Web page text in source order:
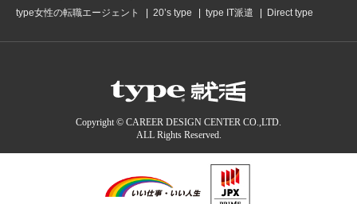
type女性の転職エージェント
20’s type type IT派遣 Direct type
Copyright © CAREER DESIGN CENTER CO.,LTD.
ALL Rights Reserved.